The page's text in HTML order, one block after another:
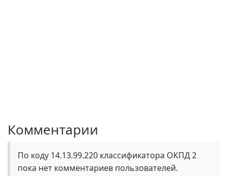
Комментарии
По коду 14.13.99.220 классификатора ОКПД 2
пока нет комментариев пользователей.